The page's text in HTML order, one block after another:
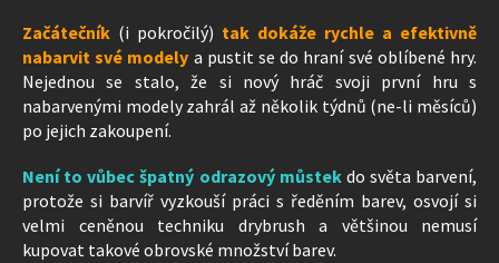
Začátečník (i pokročilý) tak dokáže rychle a efektivně
nabarvit své modely a pustit se do hraní své oblíbené hry.
Nejednou se stalo, že si nový hráč svoji první hru s
nabarvenými modely zahrál až několik týdnů (ne-li měsíců)
po jejich zakoupení.
Není to vůbec špatný odrazový můstekdo světa barvení,
protože si barvíř vyzkouší práci s ředěním barev, osvojí si
velmi ceněnou techniku drybrush a většinou nemusí
kupovat takové obrovské množství barev.